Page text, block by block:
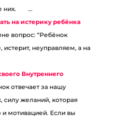
них. ⠀ ⠀...
на истерику ребёнка
вопрос: “Ребёнок
истерит, неуправляем, а на
Внутреннего
отвечает за нашу
желаний, которая
мотивацией. Если вы